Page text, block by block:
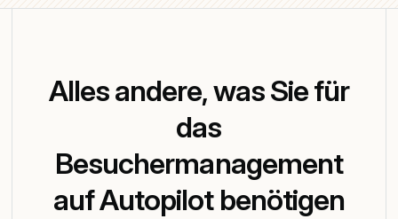
Alles andere, was Sie für
das
Besuchermanagement
auf Autopilot benötigen